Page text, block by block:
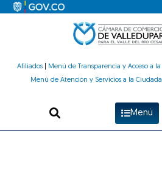
Afiliados| Menú de Transparencia y Acceso a
Menú de Atención y Servicios a la
Menú